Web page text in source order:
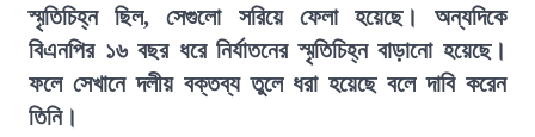
স্মৃতিচিহ্ন ছিল, সেগুলো সরিয়ে ফেলা হয়েছে। অন্যদিকে
বিএনপির ১৬ বছর ধরে নির্যাতনের স্মৃতিচিহ্ন বাড়ানো হয়েছে।
ফলে সেখানে দলীয় বক্তব্য তুলে ধরা হয়েছে বলে দাবি করেন
তিনি।